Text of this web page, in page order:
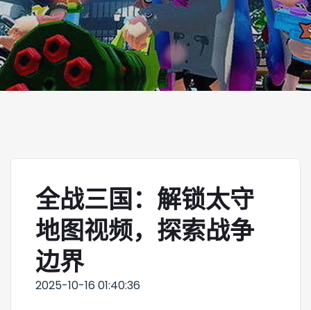
全战三国：解锁太守
地图视频，探索战争
边界
2025-10-16 01:40:36